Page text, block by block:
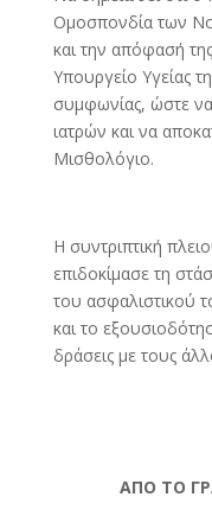
Ομοσπονδία των
και την απόφασή
Υπουργείο Υγείας
συμφωνίας, ώστε
ιατρών και να
Μισθολόγιο.
Η συντριπτική
επιδοκίμασε τη
του ασφαλιστικού
και το
δράσεις με τους
ΑΠΟ ΤΟ